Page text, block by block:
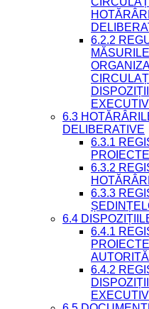
6.2.2
6.3
DELIBERATIVE
6.3.1
6.3.2
6.3.3
6.4
6.4.1
6.4.2